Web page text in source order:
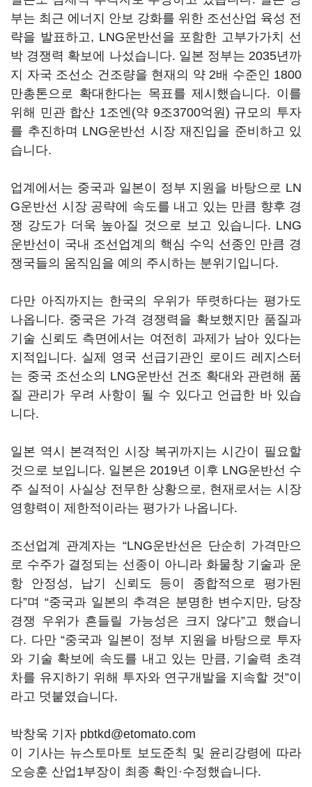
부는 최근 에너지 안보 강화를 위한 조선산업 육성 전
략을 발표하고, LNG운반선을 포함한 고부가가치 선
박 경쟁력 확보에 나섰습니다. 일본 정부는 2035년까
지 자국 조선소 건조량을 현재의 약 2배 수준인 1800
만총톤으로 확대한다는 목표를 제시했습니다. 이를
위해 민관 합산 1조엔(약 9조3700억원) 규모의 투자
를 추진하며 LNG운반선 시장 재진입을 준비하고 있
습니다.
업계에서는 중국과 일본이 정부 지원을 바탕으로 LN
G운반선 시장 공략에 속도를 내고 있는 만큼 향후 경
쟁 강도가 더욱 높아질 것으로 보고 있습니다. LNG
운반선이 국내 조선업계의 핵심 수익 선종인 만큼 경
쟁국들의 움직임을 예의 주시하는 분위기입니다.
다만 아직까지는 한국의 우위가 뚜렷하다는 평가도
나옵니다. 중국은 가격 경쟁력을 확보했지만 품질과
기술 신뢰도 측면에서는 여전히 과제가 남아 있다는
지적입니다. 실제 영국 선급기관인 로이드 레지스터
는 중국 조선소의 LNG운반선 건조 확대와 관련해 품
질 관리가 우려 사항이 될 수 있다고 언급한 바 있습
니다.
일본 역시 본격적인 시장 복귀까지는 시간이 필요할
것으로 보입니다. 일본은 2019년 이후 LNG운반선 수
주 실적이 사실상 전무한 상황으로, 현재로서는 시장
영향력이 제한적이라는 평가가 나옵니다.
조선업계 관계자는 “LNG운반선은 단순히 가격만으
로 수주가 결정되는 선종이 아니라 화물창 기술과 운
항 안정성, 납기 신뢰도 등이 종합적으로 평가된
다”며 “중국과 일본의 추격은 분명한 변수지만, 당장
경쟁 우위가 흔들릴 가능성은 크지 않다”고 했습니
다. 다만 “중국과 일본이 정부 지원을 바탕으로 투자
와 기술 확보에 속도를 내고 있는 만큼, 기술력 초격
차를 유지하기 위해 투자와 연구개발을 지속할 것”이
라고 덧붙였습니다.
박창욱 기자 pbtkd@etomato.com
이 기사는 뉴스토마토 보도준칙 및 윤리강령에 따라
오승훈 산업1부장이 최종 확인·수정했습니다.